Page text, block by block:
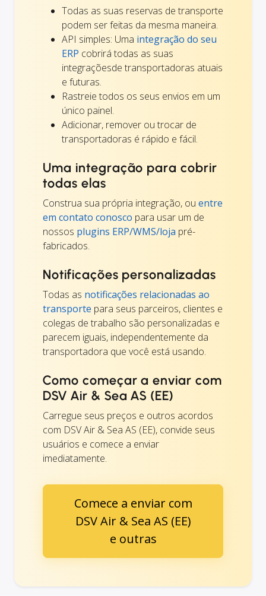
Todas as suas reservas de transporte
podem ser feitas da mesma maneira.
API simples: Uma integração do seu
ERP cobrirá todas as suas
integraçõesde transportadoras atuais
e futuras.
Rastreie todos os seus envios em um
único painel.
Adicionar, remover ou trocar de
transportadoras é rápido e fácil.
Uma integração para cobrir
todas elas
Construa sua própria integração, ou entre
em contato conosco para usar um de
nossos plugins ERP/WMS/loja pré-
fabricados.
Notificações personalizadas
Todas as notificações relacionadas ao
transporte para seus parceiros, clientes e
colegas de trabalho são personalizadas e
parecem iguais, independentemente da
transportadora que você está usando.
Como começar a enviar com
DSV Air & Sea AS (EE)
Carregue seus preços e outros acordos
com DSV Air & Sea AS (EE), convide seus
usuários e comece a enviar
imediatamente.
Comece a enviar com
DSV Air & Sea AS (EE)
e outras